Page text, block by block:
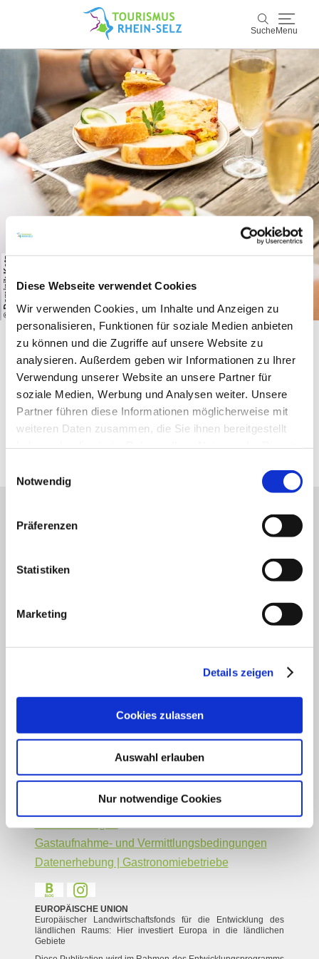
Diese Webseite verwendet Cookies
Wir verwenden Cookies, um Inhalte und Anzeigen zu
personalisieren, Funktionen für soziale Medien anbieten
zu können und die Zugriffe auf unsere Website zu
analysieren. Außerdem geben wir Informationen zu Ihrer
Verwendung unserer Website an unsere Partner für
soziale Medien, Werbung und Analysen weiter. Unsere
Partner führen diese Informationen möglicherweise mit
weiteren Daten zusammen, die Sie ihnen bereitgestellt
Notwendig
Präferenzen
Statistiken
Marketing
Details zeigen
Cookies zulassen
Auswahl erlauben
Nur notwendige Cookies
Suche Menu
Suche
Rhein-Selz
Entdecken & Erleben
Wein & Genuss
Kultur & Events
© Dominik Ketz
Startseite Wein & Genuss
Genießen Sie Rieslinge vom Roten Hang und anderen
Top-Weinlagen, regionale Küche in einer Gutsschänke
oder einem Restaurant oder entdecken Sie auf einer
Wanderung das rheinhessische Nationalgericht "Weck,
Sie benötigen weitere Informationen? Wir helfen
tourismus@vg-rhein-selz.de
Social Media Konzept
Service
Veranstaltung einreichen
Gastaufnahme- und Vermittlungsbedingungen
Datenerhebung | Gastronomiebetriebe
EUROPÄISCHE UNION
Europäischer Landwirtschaftsfonds für die Entwicklung des
ländlichen Raums: Hier investiert Europa in die ländlichen
Gebiete